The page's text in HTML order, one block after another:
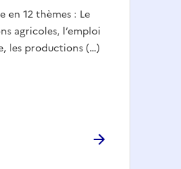
en 12 thèmes : Le
agricoles, l’emploi
les productions (…)